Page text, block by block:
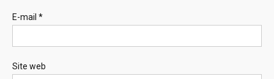
E-mail *
Site web